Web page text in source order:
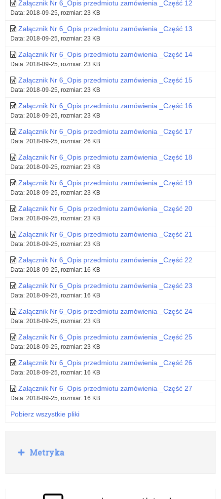
Załącznik Nr 6_Opis przedmiotu zamówienia _Część 12
Data: 2018-09-25, rozmiar: 23 KB
Załącznik Nr 6_Opis przedmiotu zamówienia _Część 13
Data: 2018-09-25, rozmiar: 23 KB
Załącznik Nr 6_Opis przedmiotu zamówienia _Część 14
Data: 2018-09-25, rozmiar: 23 KB
Załącznik Nr 6_Opis przedmiotu zamówienia _Część 15
Data: 2018-09-25, rozmiar: 23 KB
Załącznik Nr 6_Opis przedmiotu zamówienia _Część 16
Data: 2018-09-25, rozmiar: 23 KB
Załącznik Nr 6_Opis przedmiotu zamówienia _Część 17
Data: 2018-09-25, rozmiar: 26 KB
Załącznik Nr 6_Opis przedmiotu zamówienia _Część 18
Data: 2018-09-25, rozmiar: 23 KB
Załącznik Nr 6_Opis przedmiotu zamówienia _Część 19
Data: 2018-09-25, rozmiar: 23 KB
Załącznik Nr 6_Opis przedmiotu zamówienia _Część 20
Data: 2018-09-25, rozmiar: 23 KB
Załącznik Nr 6_Opis przedmiotu zamówienia _Część 21
Data: 2018-09-25, rozmiar: 23 KB
Załącznik Nr 6_Opis przedmiotu zamówienia _Część 22
Data: 2018-09-25, rozmiar: 16 KB
Załącznik Nr 6_Opis przedmiotu zamówienia _Część 23
Data: 2018-09-25, rozmiar: 16 KB
Załącznik Nr 6_Opis przedmiotu zamówienia _Część 24
Data: 2018-09-25, rozmiar: 23 KB
Załącznik Nr 6_Opis przedmiotu zamówienia _Część 25
Data: 2018-09-25, rozmiar: 23 KB
Załącznik Nr 6_Opis przedmiotu zamówienia _Część 26
Data: 2018-09-25, rozmiar: 16 KB
Załącznik Nr 6_Opis przedmiotu zamówienia _Część 27
Data: 2018-09-25, rozmiar: 16 KB
Pobierz wszystkie pliki
R
o
Metryka